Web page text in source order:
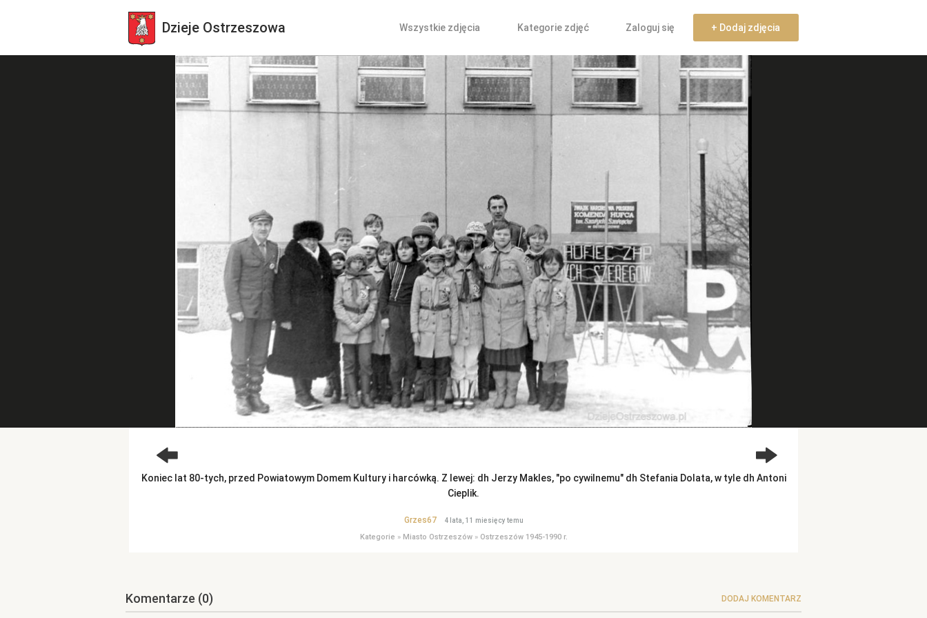
Dzieje Ostrzeszowa Wszystkie zdjęcia Kategorie zdjęć Zaloguj się + Dodaj zdjęcia
Koniec lat 80-tych, przed Powiatowym Domem Kultury i harcówką. Z lewej: dh Jerzy Makles, "po cywilnemu" dh Stefania Dolata, w tyle dh Antoni
Cieplik.
Grzes67 4 lata, 11 miesięcy temu
Kategorie » Miasto Ostrzeszów» Ostrzeszów 1945-1990 r.
Komentarze (0) DODAJ KOMENTARZ